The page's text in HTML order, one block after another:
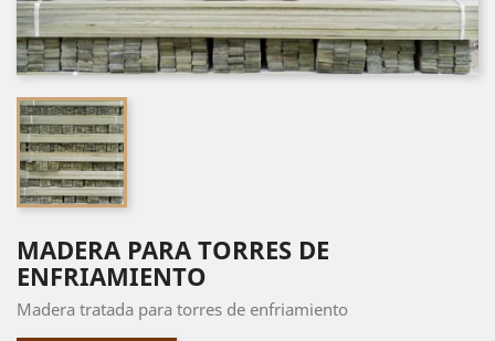
MADERA PARA TORRES DE
ENFRIAMIENTO
Madera tratada para torres de enfriamiento